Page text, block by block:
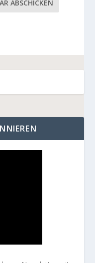
ABSCHICKEN